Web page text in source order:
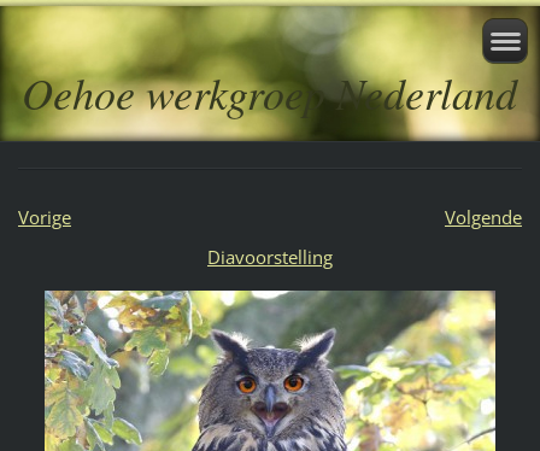
Oehoe werkgroep Nederland
Vorige
Volgende
Diavoorstelling